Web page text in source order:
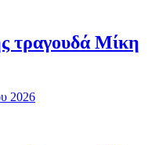
τραγουδά Μίκη
2026